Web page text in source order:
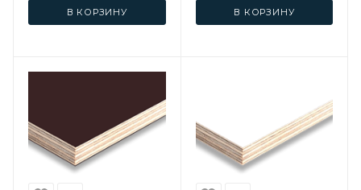
В КОРЗИНУ В КОРЗИНУ